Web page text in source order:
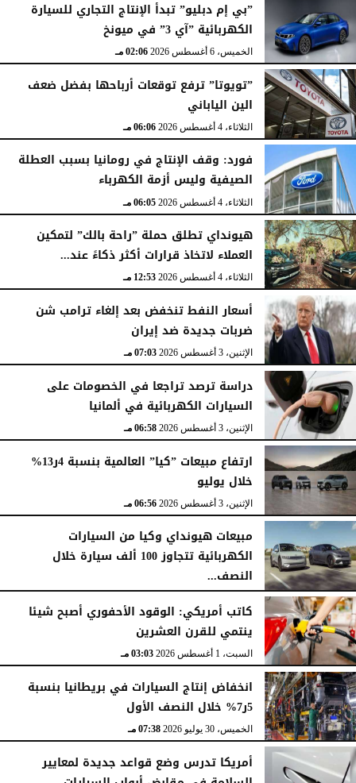
”بي إم دبليو” تبدأ الإنتاج التجاري للسيارة
الكهربائية ”آي 3” في ميونخ
الخميس، 6 أغسطس 2026 02:06 مـ
”تويوتا” ترفع توقعات أرباحها بفضل ضعف
الين الياباني
الثلاثاء، 4 أغسطس 2026 06:06 مـ
فورد: وقف الإنتاج في رومانيا بسبب العطلة
الصيفية وليس أزمة الكهرباء
الثلاثاء، 4 أغسطس 2026 06:05 مـ
هيونداي تطلق حملة ”راحة بالك” لتمكين
العملاء لاتخاذ قرارات أكثر ذكاءً عند...
الثلاثاء، 4 أغسطس 2026 12:53 مـ
أسعار النفط تنخفض بعد إلغاء ترامب شن
ضربات جديدة ضد إيران
الإثنين، 3 أغسطس 2026 07:03 مـ
دراسة ترصد تراجعا في الخصومات على
السيارات الكهربائية في ألمانيا
الإثنين، 3 أغسطس 2026 06:58 مـ
ارتفاع مبيعات ”كيا” العالمية بنسبة 4ر13%
خلال يوليو
الإثنين، 3 أغسطس 2026 06:56 مـ
مبيعات هيونداي وكيا من السيارات
الكهربائية تتجاوز 100 ألف سيارة خلال
النصف...
الأحد، 2 أغسطس 2026 06:17 مـ
كاتب أمريكي: الوقود الأحفوري أصبح شيئا
ينتمي للقرن العشرين
السبت، 1 أغسطس 2026 03:03 مـ
انخفاض إنتاج السيارات في بريطانيا بنسبة
5ر7% خلال النصف الأول
الخميس، 30 يوليو 2026 07:38 مـ
أمريكا تدرس وضع قواعد جديدة لمعايير